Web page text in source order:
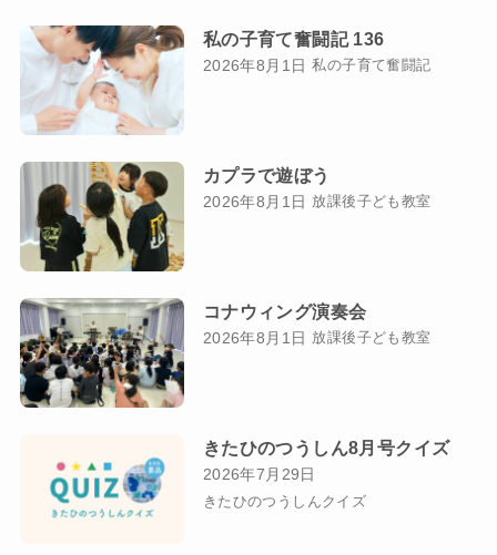
私の子育て奮闘記 136
2026年8月1日 私の子育て奮闘記
カプラで遊ぼう
2026年8月1日 放課後子ども教室
コナウィング演奏会
2026年8月1日 放課後子ども教室
きたひのつうしん8月号クイズ
2026年7月29日
きたひのつうしんクイズ